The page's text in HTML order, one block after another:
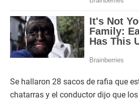
Se hallaron 28 sacos de rafia que
chatarras y el conductor dijo que